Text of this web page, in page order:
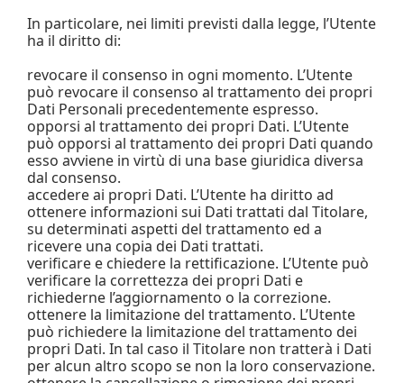
In particolare, nei limiti previsti dalla legge, l’Utente
ha il diritto di:
revocare il consenso in ogni momento. L’Utente
può revocare il consenso al trattamento dei propri
Dati Personali precedentemente espresso.
opporsi al trattamento dei propri Dati. L’Utente
può opporsi al trattamento dei propri Dati quando
esso avviene in virtù di una base giuridica diversa
dal consenso.
accedere ai propri Dati. L’Utente ha diritto ad
ottenere informazioni sui Dati trattati dal Titolare,
su determinati aspetti del trattamento ed a
ricevere una copia dei Dati trattati.
verificare e chiedere la rettificazione. L’Utente può
verificare la correttezza dei propri Dati e
richiederne l’aggiornamento o la correzione.
ottenere la limitazione del trattamento. L’Utente
può richiedere la limitazione del trattamento dei
propri Dati. In tal caso il Titolare non tratterà i Dati
per alcun altro scopo se non la loro conservazione.